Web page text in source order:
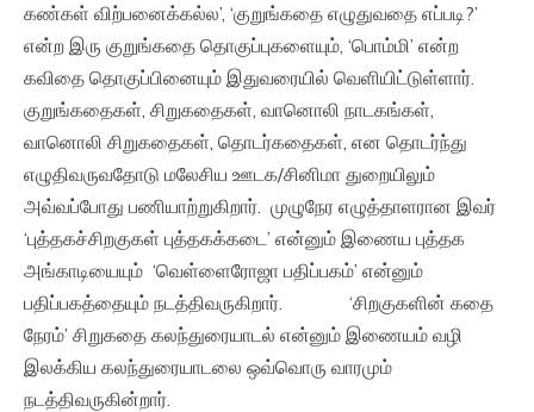
கண்கள் விற்பனைக்கல்ல’, ‘குறுங்கதை எழுதுவதை எப்படி?’
என்ற இரு குறுங்கதை தொகுப்புகளையும், ‘பொம்மி’ என்ற
கவிதை தொகுப்பினையும் இதுவரையில் வெளியிட்டுள்ளார்.
குறுங்கதைகள், சிறுகதைகள், வானொலி நாடகங்கள்,
வானொலி சிறுகதைகள், தொடர்கதைகள், என தொடர்ந்து
எழுதிவருவதோடு மலேசிய ஊடக/சினிமா துறையிலும்
அவ்வப்போது பணியாற்றுகிறார். முழுநேர எழுத்தாளரான இவர்
‘புத்தகச்சிறகுகள் புத்தகக்கடை’ என்னும் இணைய புத்தக
அங்காடியையும் ‘வெள்ளைரோஜா பதிப்பகம்’ என்னும்
பதிப்பகத்தையும் நடத்திவருகிறார். ‘சிறகுகளின் கதை
நேரம்’ சிறுகதை கலந்துரையாடல் என்னும் இணையம் வழி
இலக்கிய கலந்துரையாடலை ஒவ்வொரு வாரமும்
நடத்திவருகின்றார்.